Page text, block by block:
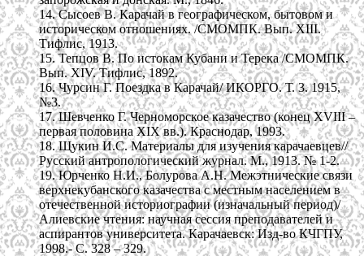
14. Сысоев В. Карачай в географическом, бытовом и
историческом отношениях. /СМОМПК. Вып. XIII.
Тифлис, 1913.
15. Тепцов В. По истокам Кубани и Терека /СМОМПК.
Вып. XIV. Тифлис, 1892.
16. Чурсин Г. Поездка в Карачай/ ИКОРГО. Т. 3. 1915,
№3.
17. Шевченко Г. Черноморское казачество (конец XVIII –
первая половина XIX вв.). Краснодар, 1993.
18. Щукин И.С. Материалы для изучения карачаевцев//
Русский антропологический журнал. М., 1913. № 1-2.
19. Юрченко Н.И., Болурова А.Н. Межэтнические связи
верхнекубанского казачества с местным населением в
отечественной историографии (изначальный период)/
Алиевские чтения: научная сессия преподавателей и
аспирантов университета. Карачаевск: Изд-во КЧГПУ,
1998.- С. 328 – 329.